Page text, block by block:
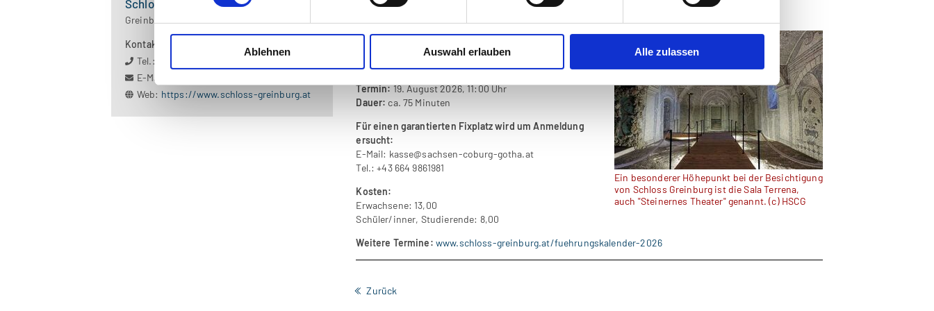
Ablehnen Auswahl erlauben Alle zulassen
Schloss Greinburg
Greinburg 1, 4360 Grein
Kontakt
Tel.: +43 7268 7007-18 (Kassa)
E-Mail:
Web: https://www.schloss-greinburg.at
denen sich auch Prinz Albert und Queen Victoria befinden.
Ein besonderer Höhepunkt bei der Besichtigung
von Schloss Greinburg ist die Sala Terrena,
auch "Steinernes Theater" genannt. (c) HSCG
Teil der Führung sind:Arkadenhof, Diamantgewölbe,
Sala Terrena, Großer Rittersaal, Schlosskapelle und
Festräume der Familie Sachsen-Coburg und Gotha
Termin:19. August 2026, 11:00 Uhr
Dauer: ca. 75 Minuten
Für einen garantierten Fixplatz wird um Anmeldung
ersucht:
E-Mail: kasse@sachsen-coburg-gotha.at
Tel.: +43 664 9861981
Kosten:
Erwachsene: 13,00
Schüler/inner, Studierende: 8,00
Weitere Termine: www.schloss-greinburg.at/fuehrungskalender-2026
Zurück